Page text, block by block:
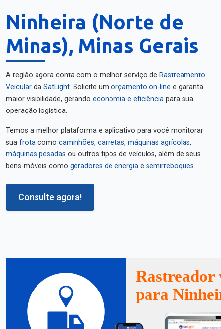
Ninheira (Norte de
Minas), Minas Gerais
A região agora conta com o melhor serviço de Rastreamento
Veicular da SatLight. Solicite um orçamento on-line e garanta
maior visibilidade, gerando economia e eficiência para sua
operação logística.
Temos a melhor plataforma e aplicativo para você monitorar
sua frota como caminhões, carretas, máquinas agrícolas,
máquinas pesadas ou outros tipos de veículos, além de seus
bens-móveis como geradores de energia e semirreboques.
Consulte agora!
Rastreador
para